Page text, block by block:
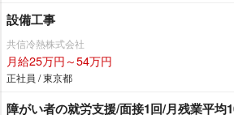
設備工事
共信冷熱株式会社
月給25万円～54万円
正社員 / 東京都
障がい者の就労支援/面接1回/月残業平均